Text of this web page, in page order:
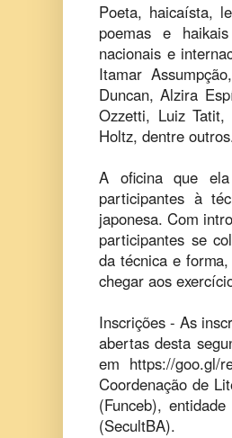
Poeta, haicaísta,
poemas e
nacionais e
Itamar
Duncan, Alzira
Ozzetti, Luiz
Holtz, dentre
A oficina que
participantes à
japonesa. Com
participantes se
da técnica e
chegar aos
Inscrições - As
abertas desta
em https://goo.gl/
Coordenação de
(Funceb),
(SecultBA).